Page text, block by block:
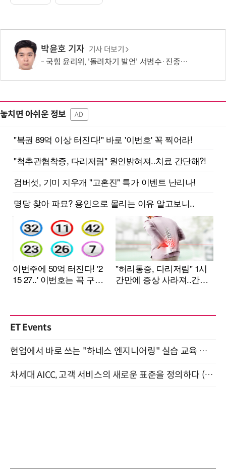
박윤호 기자 기사 더보기
국힘 윤리위, '돌려차기 발언' 서범수·진종오 징계 절차 개시
놓치면 아쉬운 정보 AD
ET Events
현업에서 바로 쓰는 "하네스 엔지니어링" 실습 교육 워크숍 8월 20일 개최
차세대 AICC, 고객 서비스의 새로운 표준을 정의하다 (9/9)